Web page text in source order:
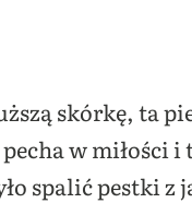
skórkę, ta
w miłości i
spalić pestki z